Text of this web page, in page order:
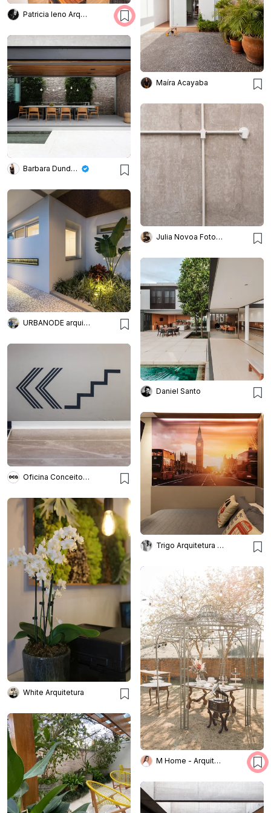
Patricia Ieno Arquietura & Interiores
Maíra Acayaba
Barbara Dundes – Arquitetura + Design
Julia Novoa Fotografia
URBANODE arquitetura
Daniel Santo
Oficina Conceito Arquitetura
Trigo Arquitetura - Silvia Silot e Mariane Vanzei
White Arquitetura
M Home - Arquitetura e Interiores